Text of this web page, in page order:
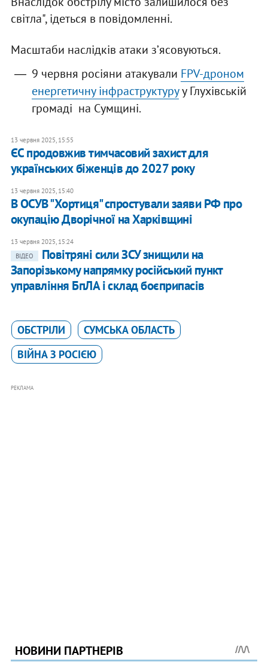
світла", ідеться в повідомленні.
Масштаби наслідків атаки зʼясовуються.
9 червня росіяни атакували FPV-дроном
енергетичну інфраструктуруу Глухівській
громаді на Сумщині.
13 червня 2025, 15:55
ЄС продовжив тимчасовий захист для
українських біженців до 2027 року
13 червня 2025, 15:40
В ОСУВ "Хортиця" спростували заяви РФ про
окупацію Дворічної на Харківщині
13 червня 2025, 15:24
ВІДЕО
Повітряні сили ЗСУ знищили на
Запорізькому напрямку російський пункт
управління БпЛА і склад боєприпасів
ОБСТРІЛИ
СУМСЬКА ОБЛАСТЬ
ВІЙНА З РОСІЄЮ
РЕКЛАМА